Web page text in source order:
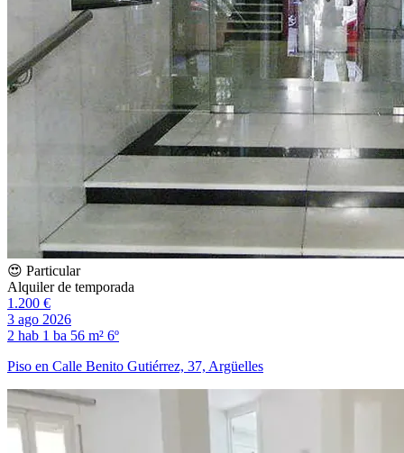
😍 Particular
Alquiler de temporada
1.200 €
3 ago 2026
2 hab 1 ba 56 m² 6º
Piso en Calle Benito Gutiérrez, 37, Argüelles